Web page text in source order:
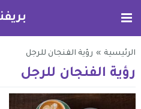
الرئيسية » رؤية الفنجان للرجل
رؤية الفنجان للرجل